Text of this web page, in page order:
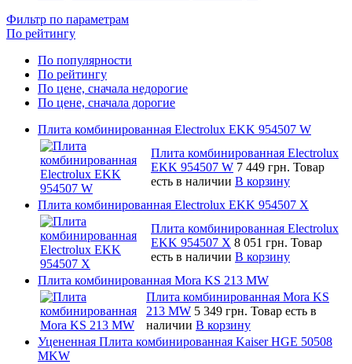
Фильтр по параметрам
По рейтингу
По популярности
По рейтингу
По цене, сначала недорогие
По цене, сначала дорогие
Плита комбинированная Electrolux EKK 954507 W
Плита комбинированная Electrolux
EKK 954507 W 7 449 грн. Товар
есть в наличии В корзину
Плита комбинированная Electrolux EKK 954507 X
Плита комбинированная Electrolux
EKK 954507 X 8 051 грн. Товар
есть в наличии В корзину
Плита комбинированная Mora KS 213 MW
Плита комбинированная Mora KS
213 MW 5 349 грн. Товар есть в
наличии В корзину
Уцененная Плита комбинированная Kaiser HGE 50508
MKW